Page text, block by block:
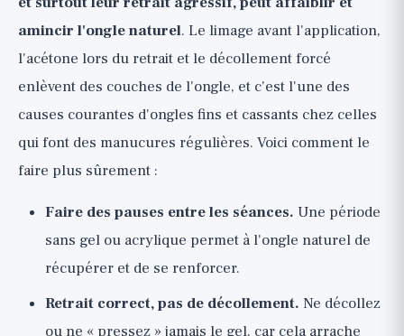
amincir l'ongle naturel. Le limage avant l'application,
l'acétone lors du retrait et le décollement forcé
enlèvent des couches de l'ongle, et c'est l'une des
causes courantes d'ongles fins et cassants chez celles
qui font des manucures régulières. Voici comment le
faire plus sûrement :
Faire des pauses entre les séances. Une période
sans gel ou acrylique permet à l'ongle naturel de
récupérer et de se renforcer.
Retrait correct, pas de décollement. Ne décollez
ou ne « pressez » jamais le gel, car cela arrache